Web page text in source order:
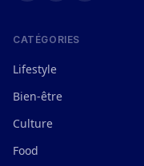
CATÉGORIES
Lifestyle
Bien-être
Culture
Food